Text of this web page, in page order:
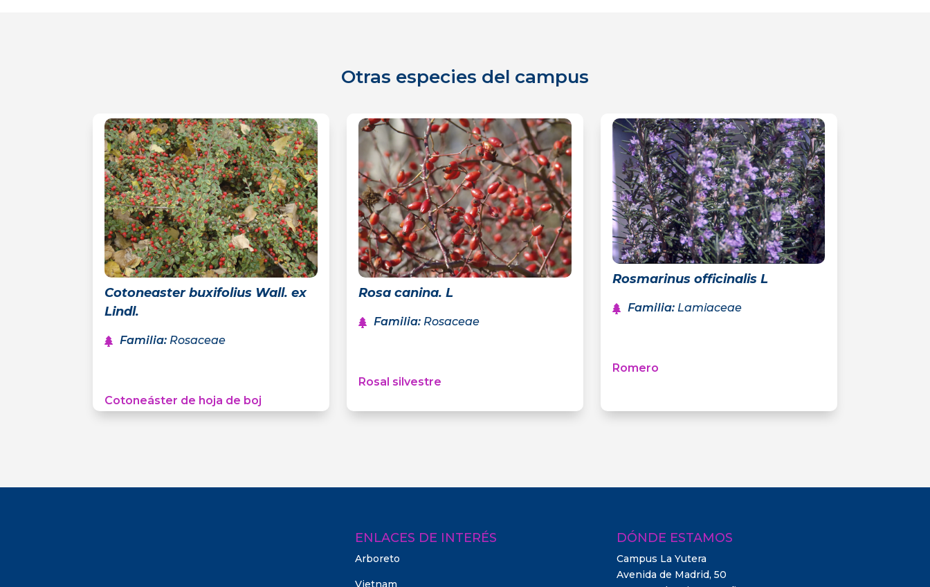
Otras especies del campus
Cotoneaster buxifolius Wall. ex
Lindl.
Familia: Rosaceae
Cotoneáster de hoja de boj
Rosa canina. L
Familia: Rosaceae
Rosal silvestre
Rosmarinus officinalis L
Familia: Lamiaceae
Romero
ENLACES DE INTERÉS
Arboreto
Vietnam
DÓNDE ESTAMOS
Campus La Yutera
Avenida de Madrid, 50